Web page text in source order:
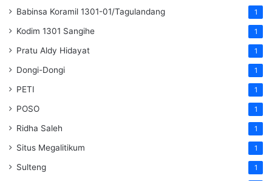
Babinsa Koramil 1301-01/Tagulandang 1
Kodim 1301 Sangihe 1
Pratu Aldy Hidayat 1
Dongi-Dongi 1
PETI 1
POSO 1
Ridha Saleh 1
Situs Megalitikum 1
Sulteng 1